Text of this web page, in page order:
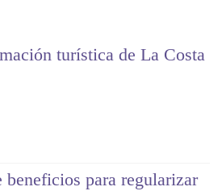
turística de La Costa
beneficios para regularizar